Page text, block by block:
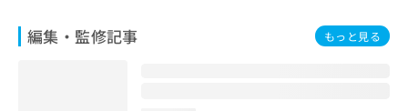
編集・監修記事 もっと見る